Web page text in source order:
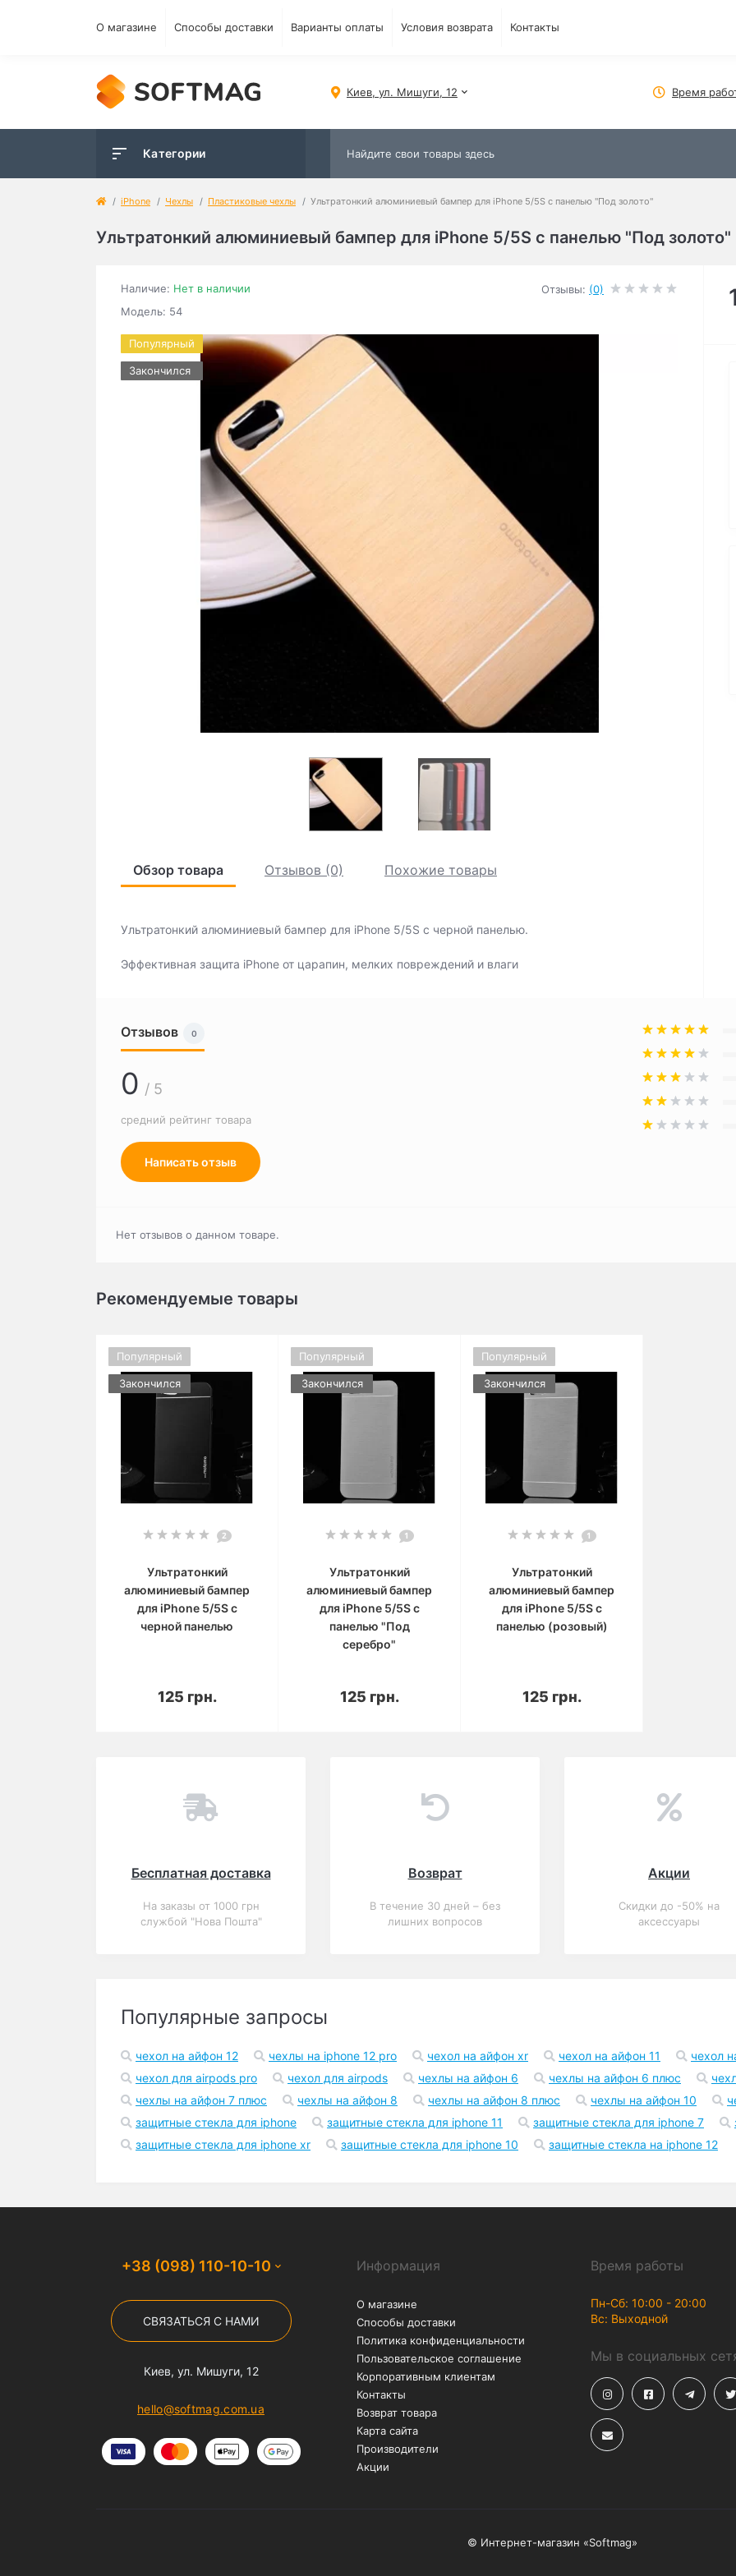
О магазине Способы доставки Варианты оплаты Условия возврата Контакты
Киев, ул. Мишуги, 12 Время
Категории
iPhone Чехлы Пластиковые чехлы Ультратонкий алюминиевый бампер для iPhone 5/5S с панелью "Под золото"
Ультратонкий алюминиевый бампер для iPhone 5/5S с панелью "Под золото"
Наличие: Нет в наличии
Модель: 54
Отзывы: (0)
Популярный
Закончился
Обзор товара Отзывов (0) Похожие товары
Ультратонкий алюминиевый бампер для iPhone 5/5S с черной панелью.
Эффективная защита iPhone от царапин, мелких повреждений и влаги
Отзывов 0
0 / 5
средний рейтинг товара
Написать отзыв
Нет отзывов о данном товаре.
Рекомендуемые товары
Популярный
Закончился
2
Ультратонкий
алюминиевый бампер
для iPhone 5/5S с
черной панелью
125 грн.
В корзину
Популярный
Закончился
1
Ультратонкий
алюминиевый бампер
для iPhone 5/5S с
панелью "Под
серебро"
125 грн.
В корзину
Популярный
Закончился
1
Ультратонкий
алюминиевый бампер
для iPhone 5/5S с
панелью (розовый)
125 грн.
В корзину
Ультратонкий
125 грн.
В корзину
Бесплатная доставка
службой "Нова Пошта"
Возврат Акции
чехлы на iphone 12 pro чехол на айфон 11
чехол
чехол для airpods pro
чехол для airpods чехлы на айфон 6 чехлы на айфон 6 плюс
чехлы на айфон 7 плюс
чехлы на айфон 8 чехлы на айфон 10
защитные стекла для iphone
защитные стекла для iphone 11